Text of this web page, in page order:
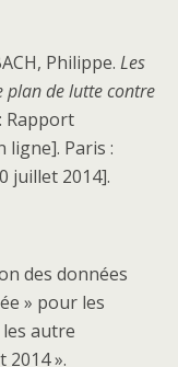
Philippe. Les
plan de lutte contre
: Rapport
ligne]. Paris :
juillet 2014].
des données
» pour les
autre
2014 ».